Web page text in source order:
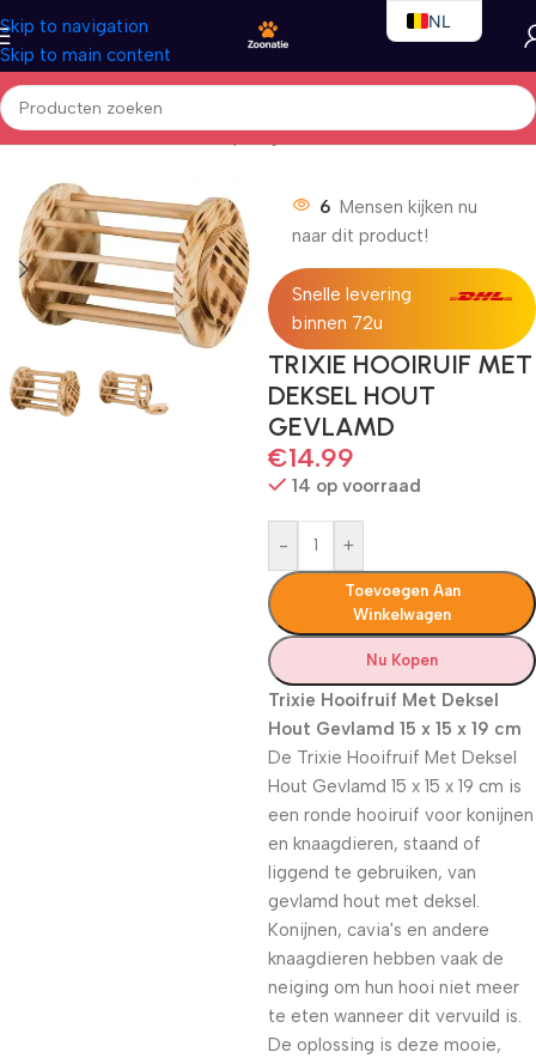
Skip to navigation
Skip to main content
Home/Kleindieren/Kleindierspeelgoed
6 Mensen kijken nu
naar dit product!
Snelle levering
binnen 72u
TRIXIE HOOIRUIF MET
DEKSEL HOUT
GEVLAMD
€14.99
14 op voorraad
- +
Toevoegen Aan
Winkelwagen
Nu Kopen
Trixie Hooifruif Met Deksel
Hout Gevlamd 15 x 15 x 19 cm
De Trixie Hooifruif Met Deksel
Hout Gevlamd 15 x 15 x 19 cm is
een ronde hooiruif voor konijnen
en knaagdieren, staand of
liggend te gebruiken, van
gevlamd hout met deksel.
Konijnen, cavia's en andere
knaagdieren hebben vaak de
neiging om hun hooi niet meer
te eten wanneer dit vervuild is.
De oplossing is deze mooie,
NL